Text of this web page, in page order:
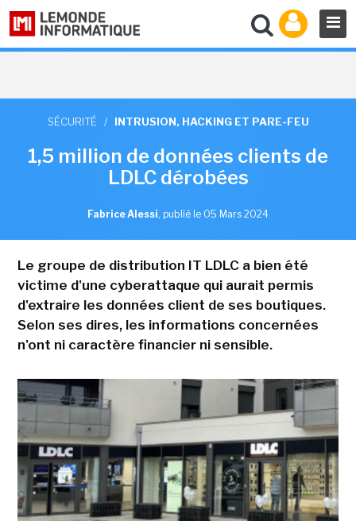
SÉCURITÉ / INTRUSION, HACKING ET PARE-FEU
1,5 million de données clients de
LDLC dérobées
Fabrice Alessi, publié le 05 Mars 2024
Le groupe de distribution IT LDLC a bien été
victime d'une cyberattaque qui aurait permis
d'extraire les données client de ses boutiques.
Selon ses dires, les informations concernées
n'ont ni caractère financier ni sensible.